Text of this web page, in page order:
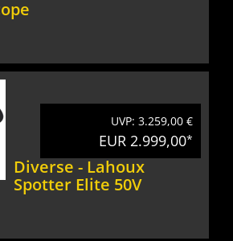
UVP: 3.259,00 €
EUR 2.999,00*
Diverse - Lahoux
Spotter Elite 50V